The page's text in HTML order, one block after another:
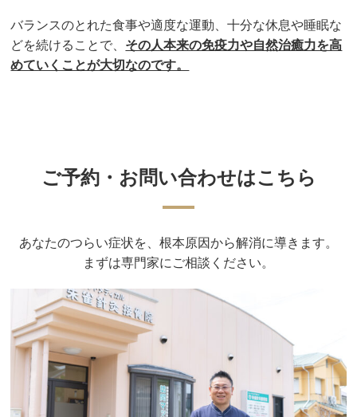
バランスのとれた食事や適度な運動、十分な休息や睡眠な
どを続けることで、 その人本来の免疫力や自然治癒力を高
めていくことが大切なのです。
ご予約・お問い合わせはこちら
あなたのつらい症状を、根本原因から解消に導きます。
まずは専門家にご相談ください。